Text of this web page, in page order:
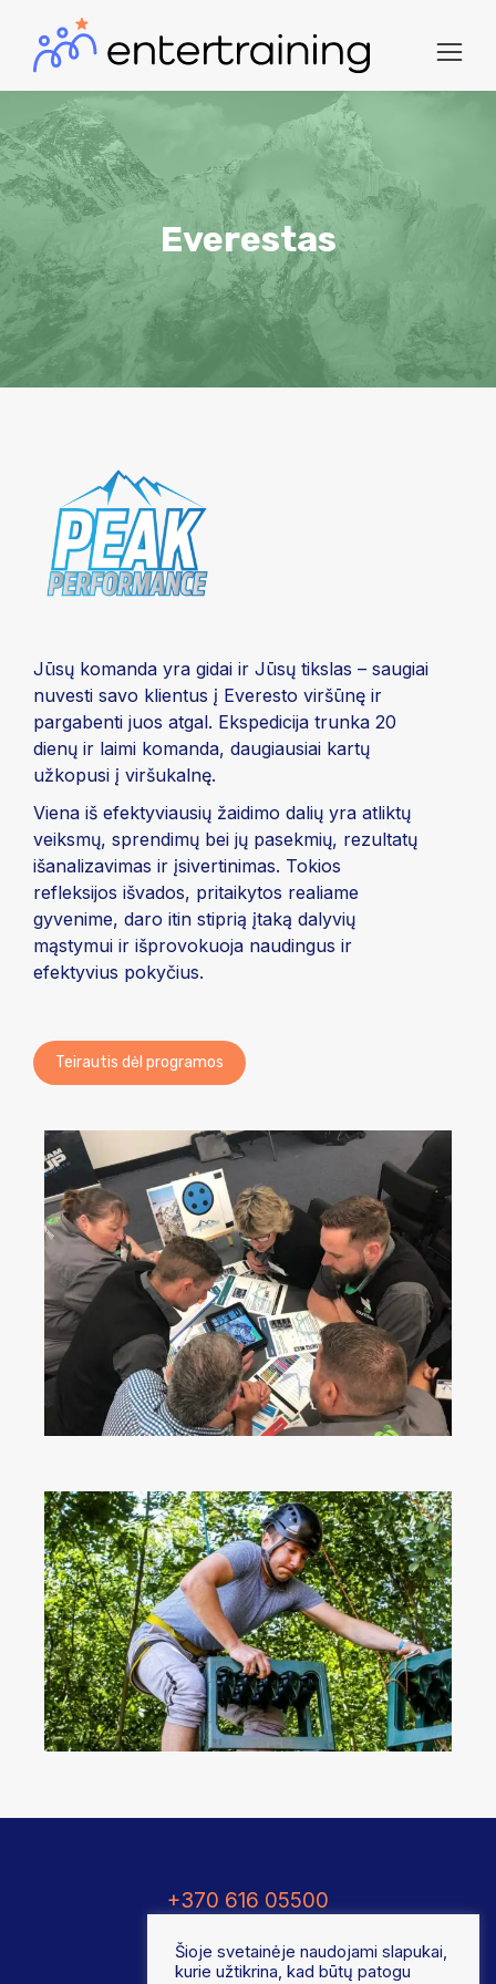
Everestas
Jūsų komanda yra gidai ir Jūsų tikslas – saugiai
nuvesti savo klientus į Everesto viršūnę ir
pargabenti juos atgal. Ekspedicija trunka 20
dienų ir laimi komanda, daugiausiai kartų
užkopusi į viršukalnę.
Viena iš efektyviausių žaidimo dalių yra atliktų
veiksmų, sprendimų bei jų pasekmių, rezultatų
išanalizavimas ir įsivertinimas. Tokios
refleksijos išvados, pritaikytos realiame
gyvenime, daro itin stiprią įtaką dalyvių
mąstymui ir išprovokuoja naudingus ir
efektyvius pokyčius.
Teirautis dėl programos
+370 616 05500
Šioje svetainėje naudojami slapukai,
kurie užtikrina, kad būtų patogu